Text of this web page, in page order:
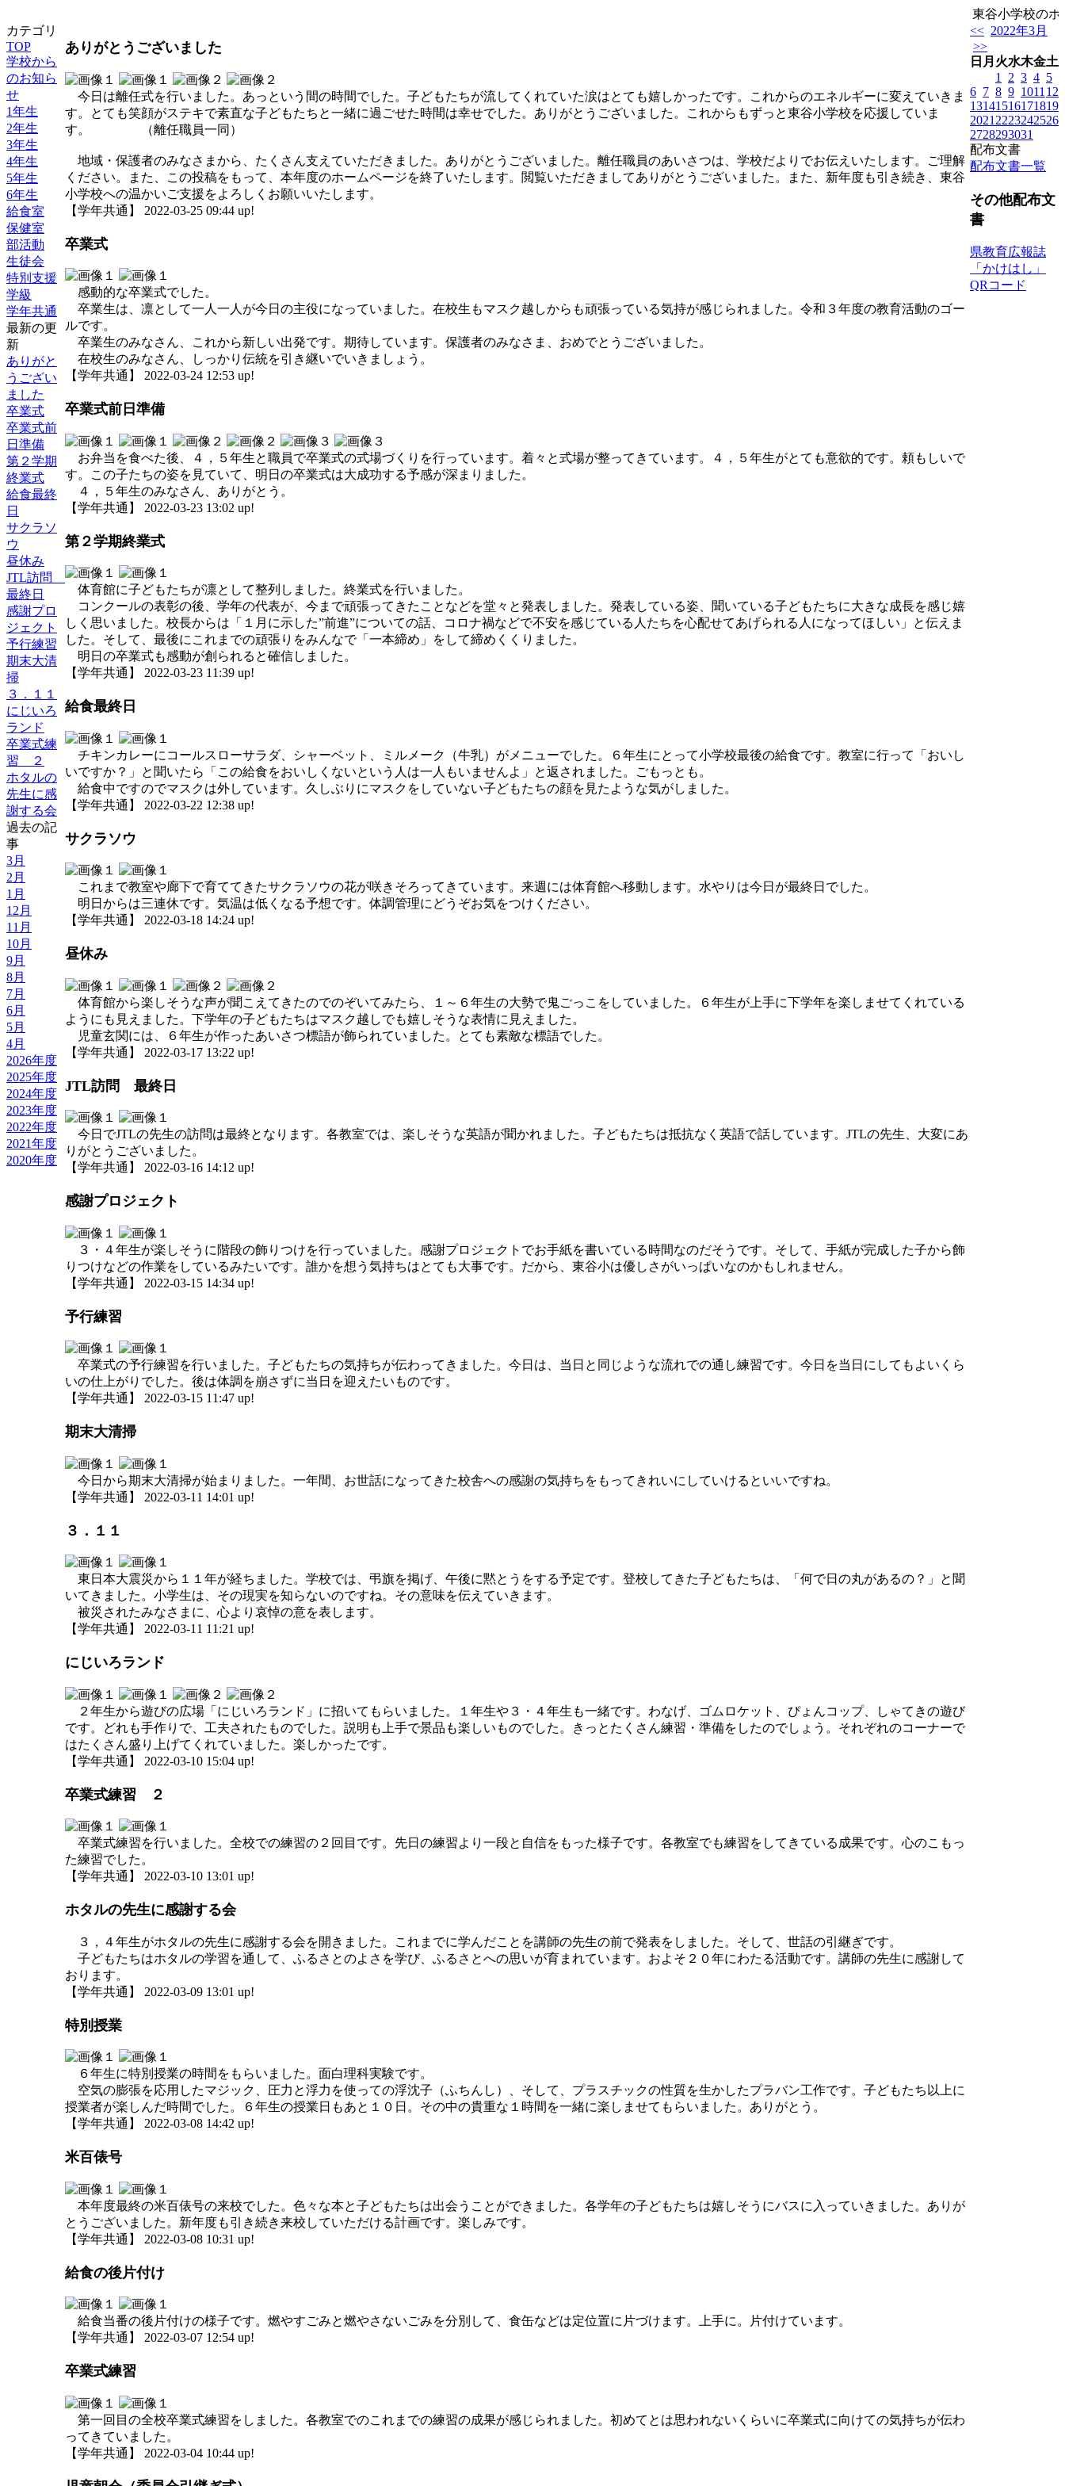
東谷小学校のホ
カテゴリ
TOP
学校から
のお知ら
せ
1年生
2年生
3年生
4年生
5年生
6年生
給食室
保健室
部活動
生徒会
特別支援
学級
学年共通
最新の更
新
ありがと
うござい
ました
卒業式
卒業式前
日準備
第２学期
終業式
給食最終
日
サクラソ
ウ
昼休み
JTL訪問
最終日
感謝プロ
ジェクト
予行練習
期末大清
掃
３．１１
にじいろ
ランド
卒業式練
習 ２
ホタルの
先生に感
謝する会
過去の記
事
3月
2月
1月
12月
11月
10月
9月
8月
7月
6月
5月
4月
2026年度
2025年度
2024年度
2023年度
2022年度
2021年度
2020年度
ありがとうございました
今日は離任式を行いました。あっという間の時間でした。子どもたちが流してくれていた涙はとても嬉しかったです。これからのエネルギーに変えていきま
す。とても笑顔がステキで素直な子どもたちと一緒に過ごせた時間は幸せでした。ありがとうございました。これからもずっと東谷小学校を応援していま
す。 （離任職員一同）
地域・保護者のみなさまから、たくさん支えていただきました。ありがとうございました。離任職員のあいさつは、学校だよりでお伝えいたします。ご理解
ください。また、この投稿をもって、本年度のホームページを終了いたします。閲覧いただきましてありがとうございました。また、新年度も引き続き、東谷
小学校への温かいご支援をよろしくお願いいたします。
【学年共通】 2022-03-25 09:44 up!
卒業式
感動的な卒業式でした。
卒業生は、凛として一人一人が今日の主役になっていました。在校生もマスク越しからも頑張っている気持が感じられました。令和３年度の教育活動のゴー
ルです。
卒業生のみなさん、これから新しい出発です。期待しています。保護者のみなさま、おめでとうございました。
在校生のみなさん、しっかり伝統を引き継いでいきましょう。
【学年共通】 2022-03-24 12:53 up!
卒業式前日準備
お弁当を食べた後、４，５年生と職員で卒業式の式場づくりを行っています。着々と式場が整ってきています。４，５年生がとても意欲的です。頼もしいで
す。この子たちの姿を見ていて、明日の卒業式は大成功する予感が深まりました。
４，５年生のみなさん、ありがとう。
【学年共通】 2022-03-23 13:02 up!
第２学期終業式
体育館に子どもたちが凛として整列しました。終業式を行いました。
コンクールの表彰の後、学年の代表が、今まで頑張ってきたことなどを堂々と発表しました。発表している姿、聞いている子どもたちに大きな成長を感じ嬉
しく思いました。校長からは「１月に示した”前進”についての話、コロナ禍などで不安を感じている人たちを心配せてあげられる人になってほしい」と伝えま
した。そして、最後にこれまでの頑張りをみんなで「一本締め」をして締めくくりました。
明日の卒業式も感動が創られると確信しました。
【学年共通】 2022-03-23 11:39 up!
給食最終日
チキンカレーにコールスローサラダ、シャーベット、ミルメーク（牛乳）がメニューでした。６年生にとって小学校最後の給食です。教室に行って「おいし
いですか？」と聞いたら「この給食をおいしくないという人は一人もいませんよ」と返されました。ごもっとも。
給食中ですのでマスクは外しています。久しぶりにマスクをしていない子どもたちの顔を見たような気がしました。
【学年共通】 2022-03-22 12:38 up!
サクラソウ
これまで教室や廊下で育ててきたサクラソウの花が咲きそろってきています。来週には体育館へ移動します。水やりは今日が最終日でした。
明日からは三連休です。気温は低くなる予想です。体調管理にどうぞお気をつけください。
【学年共通】 2022-03-18 14:24 up!
昼休み
体育館から楽しそうな声が聞こえてきたのでのぞいてみたら、１～６年生の大勢で鬼ごっこをしていました。６年生が上手に下学年を楽しませてくれている
ようにも見えました。下学年の子どもたちはマスク越しでも嬉しそうな表情に見えました。
児童玄関には、６年生が作ったあいさつ標語が飾られていました。とても素敵な標語でした。
【学年共通】 2022-03-17 13:22 up!
JTL訪問 最終日
今日でJTLの先生の訪問は最終となります。各教室では、楽しそうな英語が聞かれました。子どもたちは抵抗なく英語で話しています。JTLの先生、大変にあ
りがとうございました。
【学年共通】 2022-03-16 14:12 up!
感謝プロジェクト
３・４年生が楽しそうに階段の飾りつけを行っていました。感謝プロジェクトでお手紙を書いている時間なのだそうです。そして、手紙が完成した子から飾
りつけなどの作業をしているみたいです。誰かを想う気持ちはとても大事です。だから、東谷小は優しさがいっぱいなのかもしれません。
【学年共通】 2022-03-15 14:34 up!
予行練習
卒業式の予行練習を行いました。子どもたちの気持ちが伝わってきました。今日は、当日と同じような流れでの通し練習です。今日を当日にしてもよいくら
いの仕上がりでした。後は体調を崩さずに当日を迎えたいものです。
【学年共通】 2022-03-15 11:47 up!
期末大清掃
今日から期末大清掃が始まりました。一年間、お世話になってきた校舎への感謝の気持ちをもってきれいにしていけるといいですね。
【学年共通】 2022-03-11 14:01 up!
３．１１
東日本大震災から１１年が経ちました。学校では、弔旗を掲げ、午後に黙とうをする予定です。登校してきた子どもたちは、「何で日の丸があるの？」と聞
いてきました。小学生は、その現実を知らないのですね。その意味を伝えていきます。
被災されたみなさまに、心より哀悼の意を表します。
【学年共通】 2022-03-11 11:21 up!
にじいろランド
２年生から遊びの広場「にじいろランド」に招いてもらいました。１年生や３・４年生も一緒です。わなげ、ゴムロケット、ぴょんコップ、しゃてきの遊び
です。どれも手作りで、工夫されたものでした。説明も上手で景品も楽しいものでした。きっとたくさん練習・準備をしたのでしょう。それぞれのコーナーで
はたくさん盛り上げてくれていました。楽しかったです。
【学年共通】 2022-03-10 15:04 up!
卒業式練習 ２
卒業式練習を行いました。全校での練習の２回目です。先日の練習より一段と自信をもった様子です。各教室でも練習をしてきている成果です。心のこもっ
た練習でした。
【学年共通】 2022-03-10 13:01 up!
ホタルの先生に感謝する会
３，４年生がホタルの先生に感謝する会を開きました。これまでに学んだことを講師の先生の前で発表をしました。そして、世話の引継ぎです。
子どもたちはホタルの学習を通して、ふるさとのよさを学び、ふるさとへの思いが育まれています。およそ２０年にわたる活動です。講師の先生に感謝して
おります。
【学年共通】 2022-03-09 13:01 up!
特別授業
６年生に特別授業の時間をもらいました。面白理科実験です。
空気の膨張を応用したマジック、圧力と浮力を使っての浮沈子（ふちんし）、そして、プラスチックの性質を生かしたプラバン工作です。子どもたち以上に
授業者が楽しんだ時間でした。６年生の授業日もあと１０日。その中の貴重な１時間を一緒に楽しませてもらいました。ありがとう。
【学年共通】 2022-03-08 14:42 up!
米百俵号
本年度最終の米百俵号の来校でした。色々な本と子どもたちは出会うことができました。各学年の子どもたちは嬉しそうにバスに入っていきました。ありが
とうございました。新年度も引き続き来校していただける計画です。楽しみです。
【学年共通】 2022-03-08 10:31 up!
給食の後片付け
給食当番の後片付けの様子です。燃やすごみと燃やさないごみを分別して、食缶などは定位置に片づけます。上手に。片付けています。
【学年共通】 2022-03-07 12:54 up!
卒業式練習
第一回目の全校卒業式練習をしました。各教室でのこれまでの練習の成果が感じられました。初めてとは思われないくらいに卒業式に向けての気持ちが伝わ
ってきていました。
【学年共通】 2022-03-04 10:44 up!
<< 2022年3月
>>
日 月 火水木金土
1
2 3 4 5
6 7 8 9 1011 12
13141516171819
2021 2223242526
2728293031
配布文書
配布文書一覧
その他配布文
書
県教育広報誌
「かけはし」
QRコード